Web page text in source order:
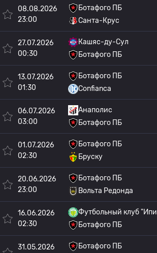
08.08.2026
23:00
Ботафого ПБ
Санта-Крус
27.07.2026
00:30
Кашяс-ду-Сул
Ботафого ПБ
13.07.2026
01:30
Ботафого ПБ
Confianca
06.07.2026
03:00
Анаполис
Ботафого ПБ
01.07.2026
02:30
Ботафого ПБ
Бруску
20.06.2026
23:00
Ботафого ПБ
Вольта Редонда
16.06.2026
02:30
Футбольный клуб "Ипи
Ботафого ПБ
31.05.2026
Ботафого ПБ